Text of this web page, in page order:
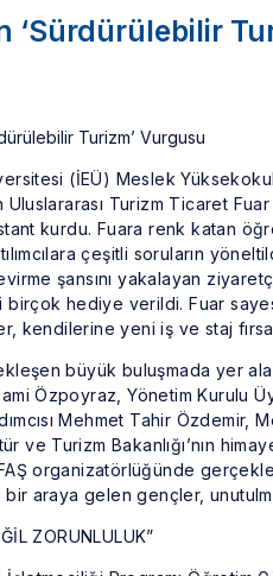
‘Sürdürülebilir
(İEÜ) Meslek
Uluslararası Turizm Ticaret
kurdu. Fuara renk katan
çeşitli soruların
şansını yakalayan
hediye verildi. Fuar
kendilerine yeni iş ve staj
büyük buluşmada yer
Özpoyraz, Yönetim Kurulu
Mehmet Tahir Özdemir,
ve Turizm Bakanlığı’nın
organizatörlüğünde
araya gelen gençler,
ZORUNLULUK”